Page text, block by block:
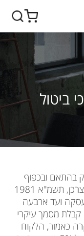
ביטול
בהתאם ובכפוף
להוראות סעיף 14ג(ג) לחוק הגנת הצרכן, תשמ"א 1981
ועד ארבעה
קבלת מסמך עיקרי
כאמור, הלקוח